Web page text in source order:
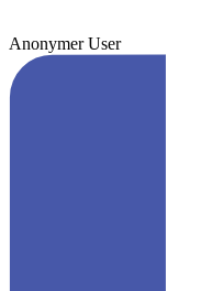
Anonymer User